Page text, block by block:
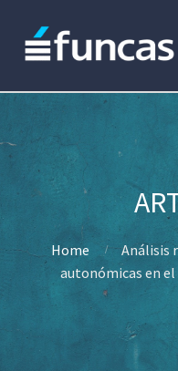
Home
Análisis
autonómicas en